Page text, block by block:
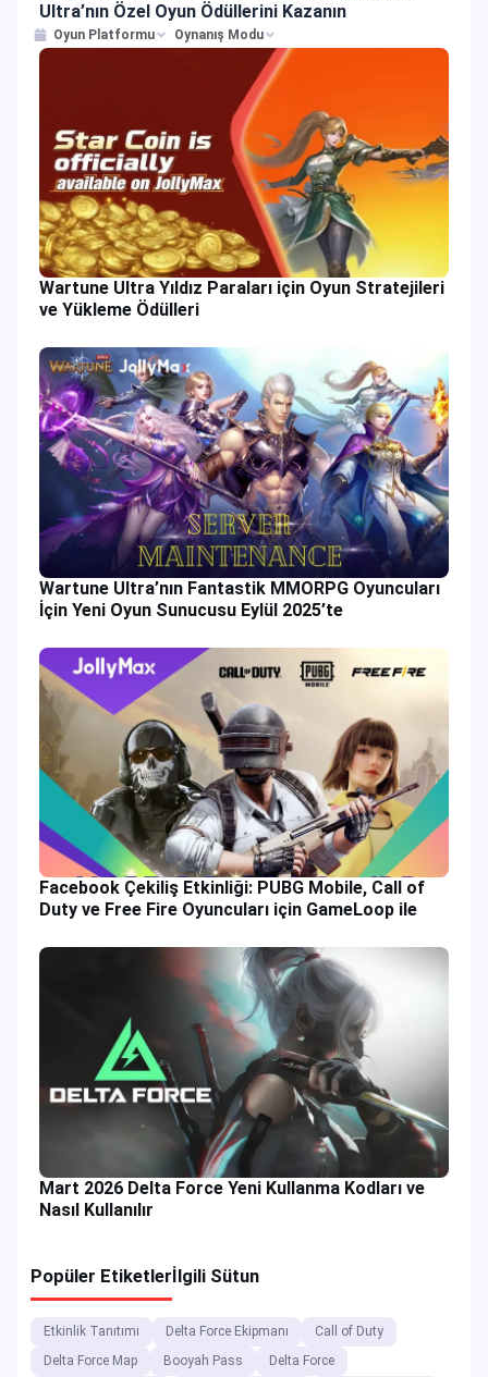
Ultra’nın Özel Oyun Ödüllerini Kazanın
Oyun Platformu Oynanış Modu
Wartune Ultra Yıldız Paraları için Oyun Stratejileri
ve Yükleme Ödülleri
Wartune Ultra’nın Fantastik MMORPG Oyuncuları
İçin Yeni Oyun Sunucusu Eylül 2025’te
Facebook Çekiliş Etkinliği: PUBG Mobile, Call of
Duty ve Free Fire Oyuncuları için GameLoop ile
Mart 2026 Delta Force Yeni Kullanma Kodları ve
Nasıl Kullanılır
Popüler Etiketlerİlgili Sütun
Etkinlik Tanıtımı Delta Force Ekipmanı
Call of Duty
Delta Force Map
Booyah Pass Delta Force